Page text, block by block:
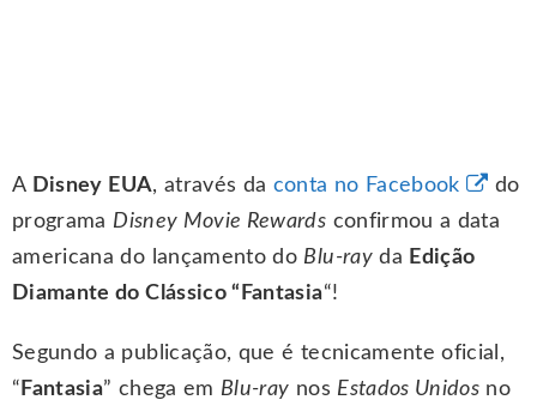
A Disney EUA, através da conta no Facebook
do
programa Disney Movie Rewards confirmou a data
americana do lançamento do Blu-rayda Edição
Diamante do Clássico “Fantasia“!
Segundo a publicação, que é tecnicamente oficial,
“ Fantasia” chega em Blu-ray nos Estados Unidos no